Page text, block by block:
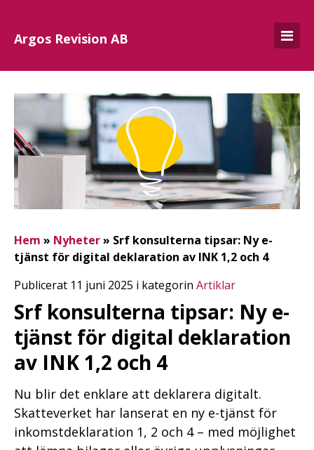
Argos Revision AB
Hem » Nyheter» Srf konsulterna tipsar: Ny e-
tjänst för digital deklaration av INK 1,2 och 4
Publicerat 11 juni 2025 i kategorin Artiklar
Srf konsulterna tipsar: Ny e-
tjänst för digital deklaration
av INK 1,2 och 4
Nu blir det enklare att deklarera digitalt.
Skatteverket har lanserat en ny e-tjänst för
inkomstdeklaration 1, 2 och 4 – med möjlighet